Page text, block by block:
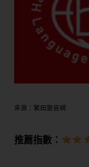
來源：繁田塾官網
推薦指數：